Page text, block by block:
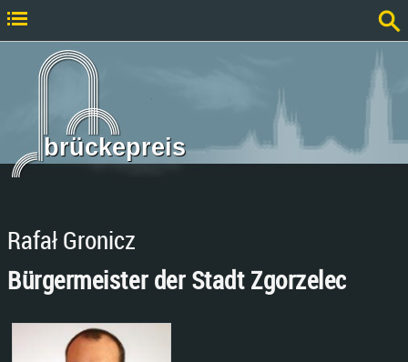
brückepreis
Rafał Gronicz
Bürgermeister der Stadt Zgorzelec